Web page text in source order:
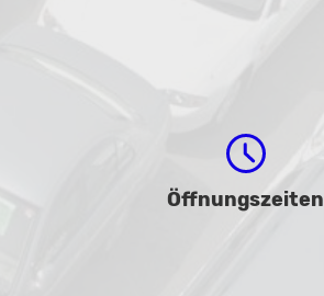
Öffnungszeiten